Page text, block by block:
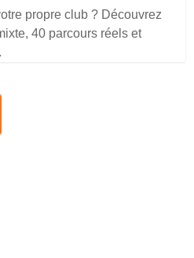
propre club ? Découvrez
40 parcours réels et